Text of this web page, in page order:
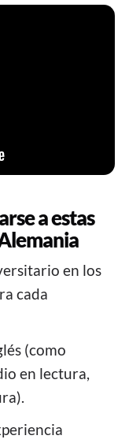
a estas
en los
cada
(como
en lectura,